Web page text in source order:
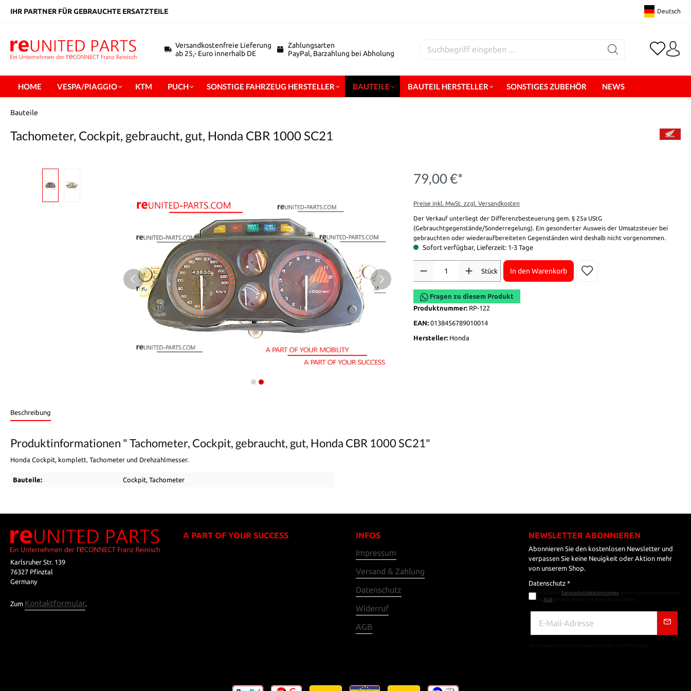
springen
IHR PARTNER FÜR GEBRAUCHTE ERSATZTEILE Deutsch
Versandkostenfreie Lieferung
ab 25,- Euro innerhalb DE
Zahlungsarten
PayPal, Barzahlung bei Abholung
HOME VESPA/PIAGGIO KTM PUCH SONSTIGE FAHRZEUG HERSTELLER BAUTEILE BAUTEIL HERSTELLER SONSTIGES ZUBEHÖR NEWS
Bauteile
Tachometer, Cockpit, gebraucht, gut, Honda CBR 1000 SC21
79,00 €*
Preise inkl. MwSt. zzgl. Versandkosten
Der Verkauf unterliegt der Differenzbesteuerung gem. § 25a UStG
(Gebrauchtgegenstände/Sonderregelung). Ein gesonderter Ausweis der Umsatzsteuer bei
gebrauchten oder wiederaufbereiteten Gegenständen wird deshalb nicht vorgenommen.
Sofort verfügbar, Lieferzeit: 1-3 Tage
Stück
In den Warenkorb
Fragen zu diesem Produkt
Produktnummer: RP-122
EAN: 0138456789010014
Hersteller: Honda
Beschreibung
Produktinformationen " Tachometer, Cockpit, gebraucht, gut, Honda CBR 1000 SC21"
Honda Cockpit, komplett. Tachometer und Drehzahlmesser.
Bauteile: Cockpit, Tachometer
Karlsruher Str. 139
76327 Pfinztal
Germany
Zum Kontaktformular.
A PART OF YOUR SUCCESS
INFOS
Impressum
Versand & Zahlung
Datenschutz
Widerruf
AGB
NEWSLETTER ABONNIEREN
Abonnieren Sie den kostenlosen Newsletter und
verpassen Sie keine Neuigkeit oder Aktion mehr
von unserem Shop.
Datenschutz *
Datenschutzbestimmungen
AGB